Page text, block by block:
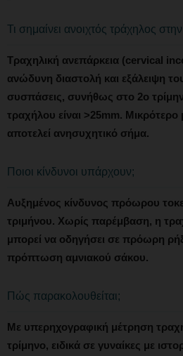
Τι σημαίνει ανοιχτός τράχηλος
Τραχηλική ανεπάρκεια (cervical
ανώδυνη διαστολή και εξάλειψη
συσπάσεις, συνήθως στο 2ο
τραχήλου είναι >25mm.
αποτελεί ανησυχητικό σήμα.
Ποιοι κίνδυνοι υπάρχουν;
Αυξημένος κίνδυνος πρόωρου
τριμήνου. Χωρίς παρέμβαση, η
μπορεί να οδηγήσει σε πρόωρη
πρόπτωση αμνιακού σάκου.
Πώς παρακολουθείται;
Με υπερηχογραφική μέτρηση
τρίμηνο, ειδικά σε γυναίκες με